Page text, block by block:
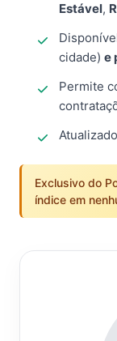
Estável,
cidade) e
Permite
Exclusivo do
índice em